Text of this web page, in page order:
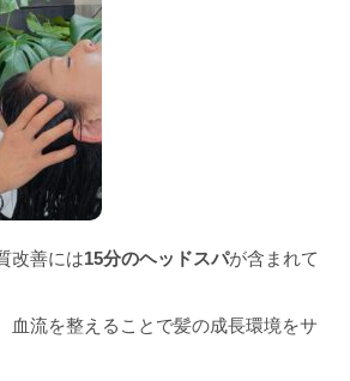
改善には15分のヘッドスパが含まれて
血流を整えることで髪の成長環境をサ